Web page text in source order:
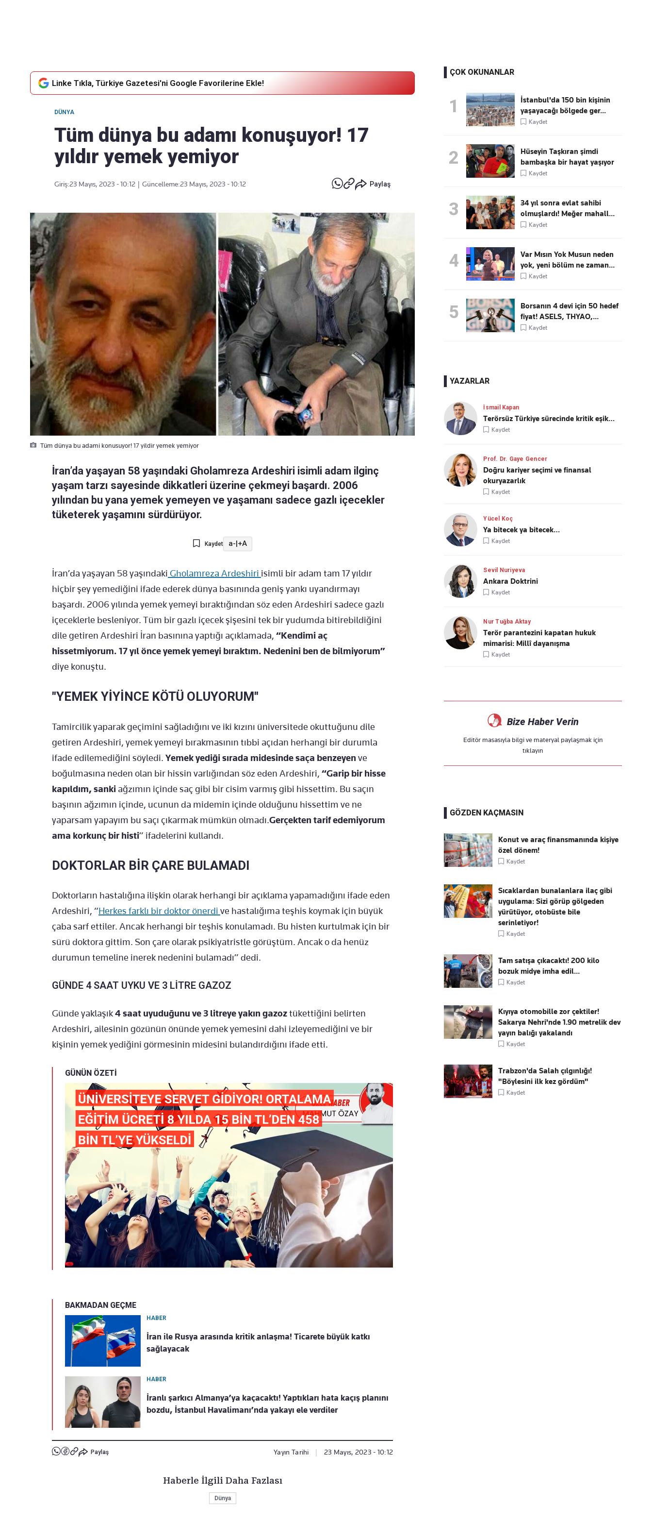
Linke Tıkla, Türkiye Gazetesi'ni Google Favorilerine Ekle!
DÜNYA
Tüm dünya bu adamı konuşuyor! 17
yıldır yemek yemiyor
Giriş:23 Mayıs, 2023 - 10:12 Güncelleme:23 Mayıs, 2023 - 10:12 Paylaş
Tüm dünya bu adami konusuyor! 17 yildir yemek yemiyor
İran’da yaşayan 58 yaşındaki Gholamreza Ardeshiri isimli adam ilginç
yaşam tarzı sayesinde dikkatleri üzerine çekmeyi başardı. 2006
yılından bu yana yemek yemeyen ve yaşamanı sadece gazlı içecekler
tüketerek yaşamını sürdürüyor.
Kaydet a-|+A
İran’da yaşayan 58 yaşındaki Gholamreza Ardeshiri isimli bir adam tam 17 yıldır
hiçbir şey yemediğini ifade ederek dünya basınında geniş yankı uyandırmayı
başardı. 2006 yılında yemek yemeyi bıraktığından söz eden Ardeshiri sadece gazlı
içeceklerle besleniyor. Tüm bir gazlı içecek şişesini tek bir yudumda bitirebildiğini
dile getiren Ardeshiri İran basınına yaptığı açıklamada, “Kendimi aç
hissetmiyorum. 17 yıl önce yemek yemeyi bıraktım. Nedenini ben de bilmiyorum”
diye konuştu.
"YEMEK YİYİNCE KÖTÜ OLUYORUM"
Tamircilik yaparak geçimini sağladığını ve iki kızını üniversitede okuttuğunu dile
getiren Ardeshiri, yemek yemeyi bırakmasının tıbbi açıdan herhangi bir durumla
ifade edilemediğini söyledi. Yemek yediği sırada midesinde saça benzeyen ve
boğulmasına neden olan bir hissin varlığından söz eden Ardeshiri, “Garip bir hisse
kapıldım, sanki ağzımın içinde saç gibi bir cisim varmış gibi hissettim. Bu saçın
başının ağzımın içinde, ucunun da midemin içinde olduğunu hissettim ve ne
yaparsam yapayım bu saçı çıkarmak mümkün olmadı.Gerçekten tarif edemiyorum
ama korkunç bir histi” ifadelerini kullandı.
DOKTORLAR BİR ÇARE BULAMADI
Doktorların hastalığına ilişkin olarak herhangi bir açıklama yapamadığını ifade eden
Ardeshiri, “Herkes farklı bir doktor önerdi ve hastalığıma teşhis koymak için büyük
çaba sarf ettiler. Ancak herhangi bir teşhis konulamadı. Bu histen kurtulmak için bir
sürü doktora gittim. Son çare olarak psikiyatristle görüştüm. Ancak o da henüz
durumun temeline inerek nedenini bulamadı” dedi.
GÜNDE 4 SAAT UYKU VE 3 LİTRE GAZOZ
Günde yaklaşık4 saat uyuduğunu ve 3 litreye yakın gazoztükettiğini belirten
Ardeshiri, ailesinin gözünün önünde yemek yemesini dahi izleyemediğini ve bir
kişinin yemek yediğini görmesinin midesini bulandırdığını ifade etti.
GÜNÜN ÖZETİ
BAKMADAN GEÇME
HABER
İran ile Rusya arasında kritik anlaşma! Ticarete büyük katkı
sağlayacak
HABER
İranlı şarkıcı Almanya’ya kaçacaktı! Yaptıkları hata kaçış planını
bozdu, İstanbul Havalimanı’nda yakayı ele verdiler
Paylaş Yayın Tarihi 23 Mayıs, 2023 - 10:12
Haberle İlgili Daha Fazlası
Dünya
ÇOK OKUNANLAR
1
İstanbul'da 150 bin kişinin
yaşayacağı bölgede ger...
Kaydet
2
Hüseyin Taşkıran şimdi
bambaşka bir hayat yaşıyor
Kaydet
3
34 yıl sonra evlat sahibi
olmuşlardı! Meğer mahall...
Kaydet
4
Var Mısın Yok Musun neden
yok, yeni bölüm ne zaman...
Kaydet
5
Borsanın 4 devi için 50 hedef
fiyat! ASELS, THYAO,...
Kaydet
YAZARLAR
İsmail Kapan
Terörsüz Türkiye sürecinde kritik eşik…
Kaydet
Prof. Dr. Gaye Gencer
Doğru kariyer seçimi ve finansal
okuryazarlık
Kaydet
Yücel Koç
Ya bitecek ya bitecek…
Kaydet
Sevil Nuriyeva
Ankara Doktrini
Kaydet
Nur Tuğba Aktay
Terör parantezini kapatan hukuk
mimarisi: Millî dayanışma
Kaydet
Bize Haber Verin
Editör masasıyla bilgi ve materyal paylaşmak için
tıklayın
GÖZDEN KAÇMASIN
Konut ve araç finansmanında kişiye
özel dönem!
Kaydet
Sıcaklardan bunalanlara ilaç gibi
uygulama: Sizi görüp gölgeden
yürütüyor, otobüste bile
serinletiyor!
Kaydet
Tam satışa çıkacaktı! 200 kilo
bozuk midye imha edil...
Kaydet
Kıyıya otomobille zor çektiler!
Sakarya Nehri'nde 1.90 metrelik dev
yayın balığı yakalandı
Kaydet
Trabzon'da Salah çılgınlığı!
"Böylesini ilk kez gördüm"
Kaydet